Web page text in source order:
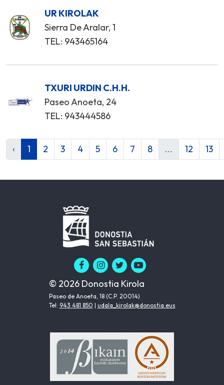
UR KIROLAK
Sierra De Aralar, 1
TEL: 943465164
TXURI URDIN C.H.H.
Paseo Anoeta, 24
TEL: 943444586
‹ 1 2 3 4 5 6 7 8 ... 12 13
© 2026 Donostia Kirola
Paseo de Anoeta, 18 (C.P. 20014)
Tel: 943 481 850 | udala_kirolak@donostia.eus